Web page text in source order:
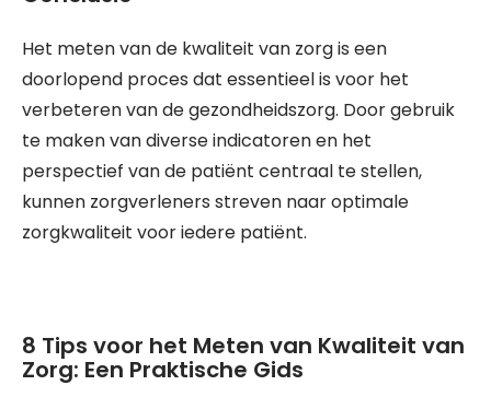
Het meten van de kwaliteit van zorg is een
doorlopend proces dat essentieel is voor het
verbeteren van de gezondheidszorg. Door gebruik
te maken van diverse indicatoren en het
perspectief van de patiënt centraal te stellen,
kunnen zorgverleners streven naar optimale
zorgkwaliteit voor iedere patiënt.
8 Tips voor het Meten van Kwaliteit van
Zorg: Een Praktische Gids